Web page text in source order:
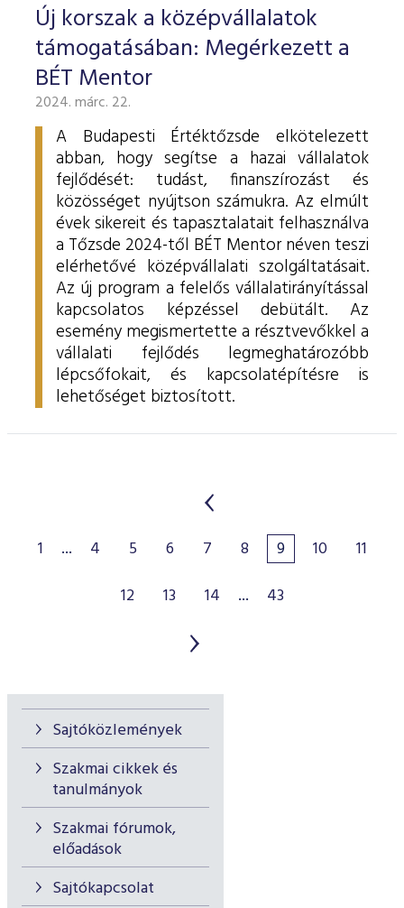
Sajtóközlemények
Szakmai cikkek és
tanulmányok
Szakmai fórumok,
előadások
Sajtókapcsolat
Új korszak a középvállalatok
támogatásában: Megérkezett a
BÉT Mentor
2024. márc. 22.
A Budapesti Értéktőzsde elkötelezett
abban, hogy segítse a hazai vállalatok
fejlődését: tudást, finanszírozást és
közösséget nyújtson számukra. Az elmúlt
évek sikereit és tapasztalatait felhasználva
a Tőzsde 2024-től BÉT Mentor néven teszi
elérhetővé középvállalati szolgáltatásait.
Az új program a felelős vállalatirányítással
kapcsolatos képzéssel debütált. Az
esemény megismertette a résztvevőkkel a
vállalati fejlődés legmeghatározóbb
lépcsőfokait, és kapcsolatépítésre is
lehetőséget biztosított.
1 ... 4 5 6 7 8 9 10
11
12
13 14 ... 43